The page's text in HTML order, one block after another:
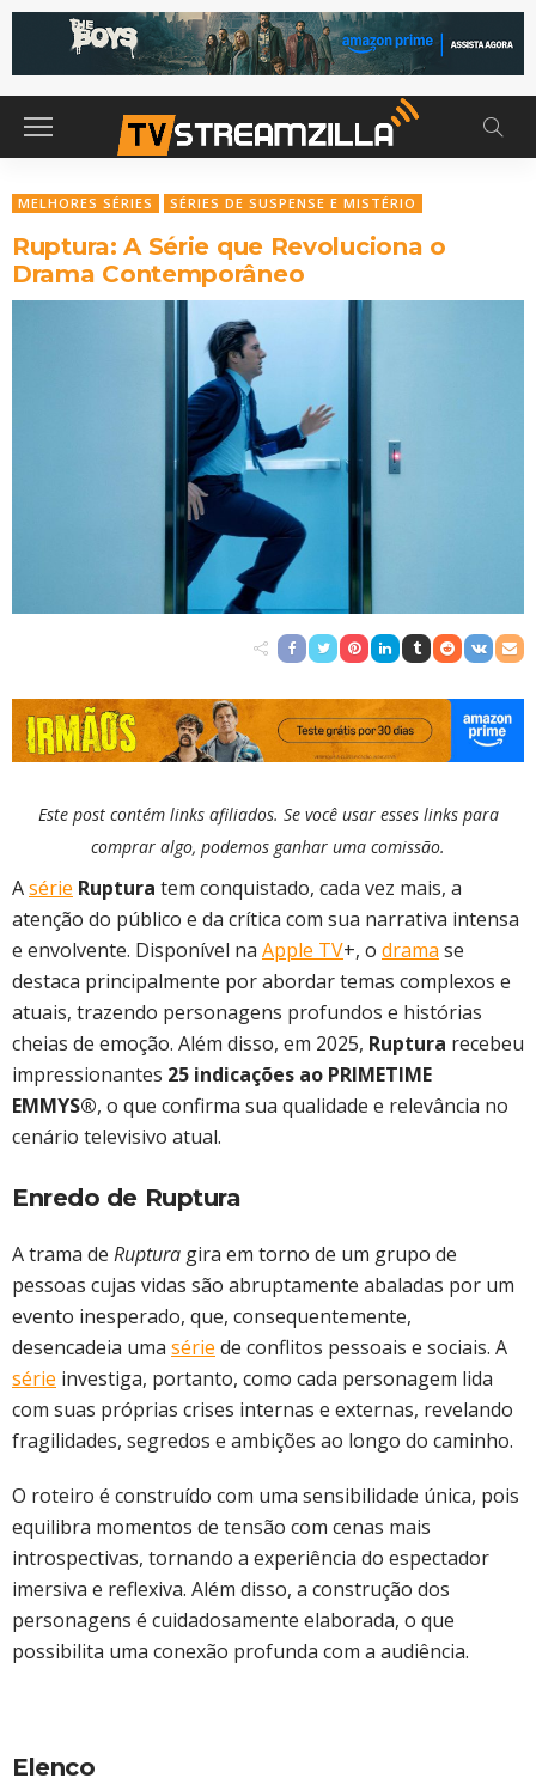
MELHORES SÉRIES SÉRIES DE SUSPENSE E MISTÉRIO
Ruptura: A Série que Revoluciona o
Drama Contemporâneo
Este post contém links afiliados. Se você usar esses links para
comprar algo, podemos ganhar uma comissão.
Asérie Ruptura tem conquistado, cada vez mais, a
atenção do público e da crítica com sua narrativa intensa
e envolvente. Disponível na Apple TV+, o drama se
destaca principalmente por abordar temas complexos e
atuais, trazendo personagens profundos e histórias
cheias de emoção. Além disso, em 2025, Ruptura recebeu
impressionantes 25 indicações ao PRIMETIME
EMMYS®, o que confirma sua qualidade e relevância no
cenário televisivo atual.
Enredo de Ruptura
A trama de Ruptura gira em torno de um grupo de
pessoas cujas vidas são abruptamente abaladas por um
evento inesperado, que, consequentemente,
desencadeia uma série de conflitos pessoais e sociais. A
série investiga, portanto, como cada personagem lida
com suas próprias crises internas e externas, revelando
fragilidades, segredos e ambições ao longo do caminho.
O roteiro é construído com uma sensibilidade única, pois
equilibra momentos de tensão com cenas mais
introspectivas, tornando a experiência do espectador
imersiva e reflexiva. Além disso, a construção dos
personagens é cuidadosamente elaborada, o que
possibilita uma conexão profunda com a audiência.
Elenco